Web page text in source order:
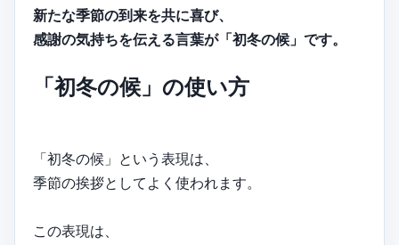
新たな季節の到来を共に喜び、
感謝の気持ちを伝える言葉が「初冬の候」です。
「初冬の候」の使い方
「初冬の候」という表現は、
季節の挨拶としてよく使われます。
この表現は、